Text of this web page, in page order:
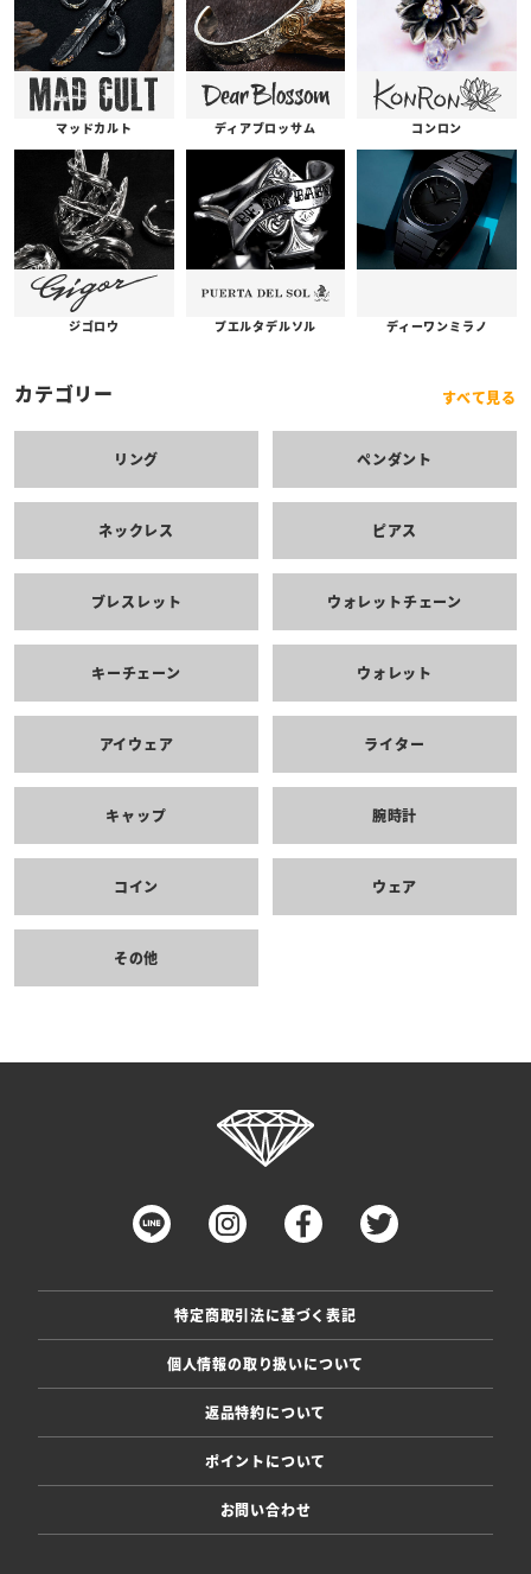
マッドカルト ディアブロッサム コンロン
ジゴロウ プエルタデルソル ディーワンミラノ
カテゴリー すべて見る
リング ペンダント
ネックレス ピアス
ブレスレット ウォレットチェーン
キーチェーン ウォレット
アイウェア ライター
キャップ 腕時計
コイン ウェア
その他
特定商取引法に基づく表記
個人情報の取り扱いについて
返品特約について
ポイントについて
お問い合わせ